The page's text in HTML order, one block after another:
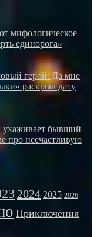
мифологическое
единорога»
герой: Да мне
раскрыл дату
ухаживает бывший
про несчастливую
2024 2025 2026
Приключения